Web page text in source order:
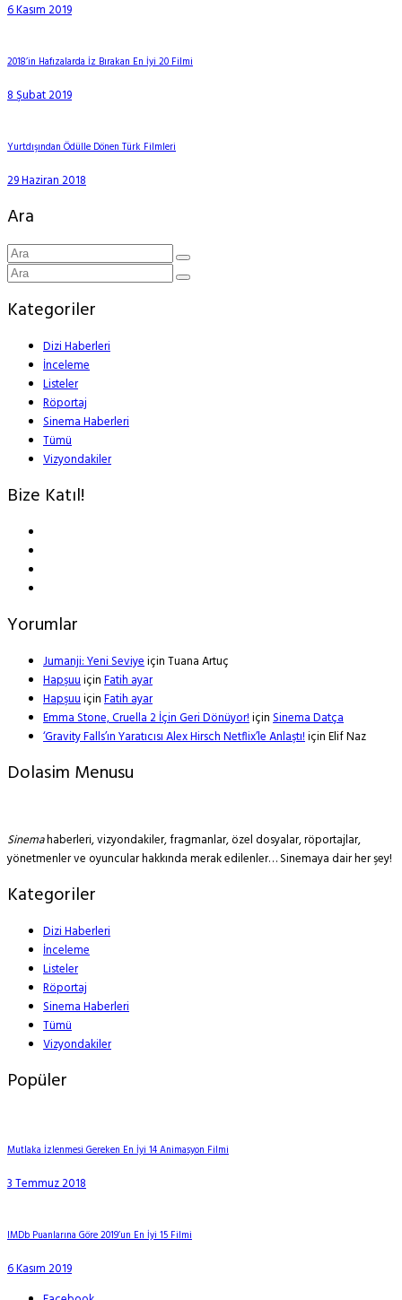
6 Kasım 2019
2018’in Hafızalarda İz Bırakan En İyi 20 Filmi
8 Şubat 2019
Yurtdışından Ödülle Dönen Türk Filmleri
29 Haziran 2018
Ara
Kategoriler
Dizi Haberleri
İnceleme
Listeler
Röportaj
Sinema Haberleri
Tümü
Vizyondakiler
Bize Katıl!
Yorumlar
Jumanji: Yeni SeviyeiçinTuana Artuç
HapşuuiçinFatih ayar
HapşuuiçinFatih ayar
Emma Stone, Cruella 2 İçin Geri Dönüyor!içinSinema Datça
‘Gravity Falls’ın Yaratıcısı Alex Hirsch Netflix’le Anlaştı!içinElif Naz
Dolasim Menusu
Sinemahaberleri, vizyondakiler, fragmanlar, özel dosyalar, röportajlar,
yönetmenler ve oyuncular hakkında merak edilenler… Sinemaya dair her şey!
Kategoriler
Dizi Haberleri
İnceleme
Listeler
Röportaj
Sinema Haberleri
Tümü
Vizyondakiler
Popüler
Mutlaka İzlenmesi Gereken En İyi 14 Animasyon Filmi
3 Temmuz 2018
IMDb Puanlarına Göre 2019’un En İyi 15 Filmi
6 Kasım 2019